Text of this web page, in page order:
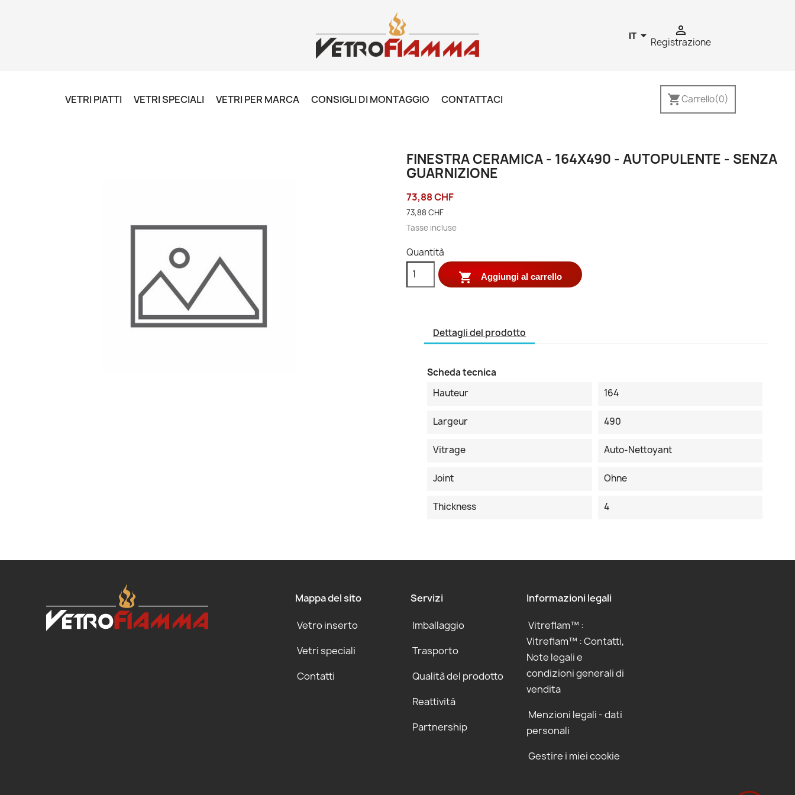
IT  
Registrazione
shopping_cartCarrello(0)
VETRI PIATTI VETRI SPECIALI VETRI PER MARCA CONSIGLI DI MONTAGGIO CONTATTACI
FINESTRA CERAMICA - 164X490 - AUTOPULENTE - SENZA
GUARNIZIONE
73,88 CHF
73,88 CHF
Tasse incluse
Quantità
 Aggiungi al carrello
Dettagli del prodotto
Scheda tecnica
Hauteur
164
Largeur 490
Vitrage Auto-Nettoyant
Joint Ohne
Thickness 4
Mappa del sito
Vetro inserto
Vetri speciali
Contatti
Servizi
Imballaggio
Trasporto
Qualità del prodotto
Reattività
Partnership
Informazioni legali
Vitreflam™ :
Vitreflam™ : Contatti,
Note legali e
condizioni generali di
vendita
Menzioni legali - dati
personali
Gestire i miei cookie